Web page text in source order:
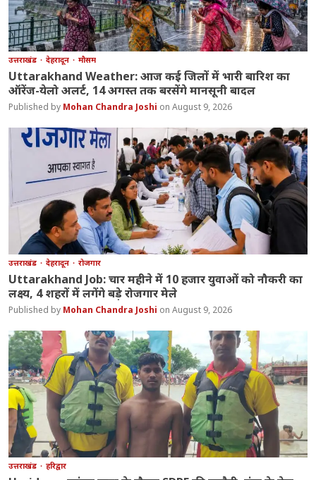
उत्तराखंड देहरादून मौसम
Uttarakhand Weather: आज कई जिलों में भारी बारिश का
ऑरेंज-येलो अलर्ट, 14 अगस्त तक बरसेंगे मानसूनी बादल
Mohan Chandra Joshi August 9, 2026
उत्तराखंड देहरादून रोजगार
Uttarakhand Job: चार महीने में 10 हजार युवाओं को नौकरी का
लक्ष्य, 4 शहरों में लगेंगे बड़े रोजगार मेले
Mohan Chandra Joshi August 9, 2026
उत्तराखंड हरिद्वार